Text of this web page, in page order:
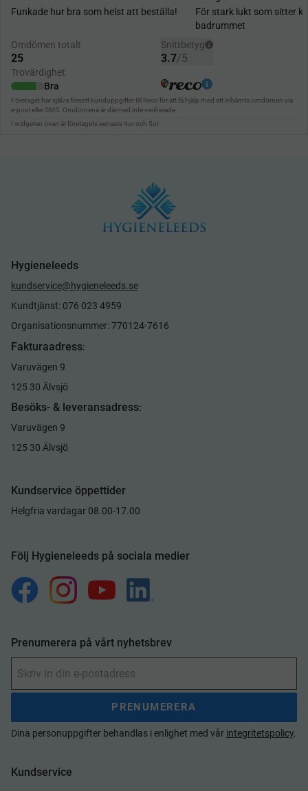
Hygieneleeds
kundservice@hygieneleeds.se
Kundtjänst: 076 023 4959
Organisationsnummer: 770124-7616
Fakturaadress:
Varuvägen 9
125 30 Älvsjö
Besöks- & leveransadress:
Varuvägen 9
125 30 Älvsjö
Kundservice öppettider
Helgfria vardagar 08.00-17.00
Följ Hygieneleeds på sociala medier
Prenumerera på vårt nyhetsbrev
PRENUMERERA
Dina personuppgifter behandlas i enlighet med vår integritetspolicy.
Kundservice